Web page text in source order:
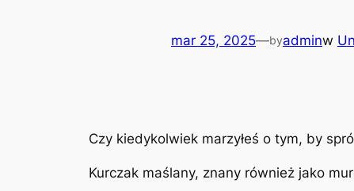
mar 25, 2025—byadminw
Czy kiedykolwiek marzyłeś o tym, by
Kurczak maślany, znany również jako